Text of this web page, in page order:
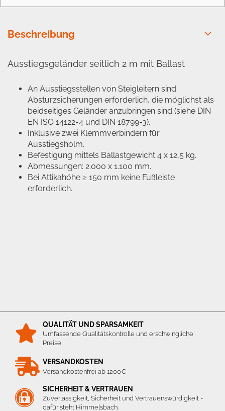
Beschreibung
Ausstiegsgeländer seitlich 2 m mit Ballast
An Ausstiegsstellen von Steigleitern sind
Absturzsicherungen erforderlich, die möglichst als
beidseitiges Geländer anzubringen sind (siehe DIN
EN ISO 14122-4 und DIN 18799-3).
Inklusive zwei Klemmverbindern für
Ausstiegsholm.
Befestigung mittels Ballastgewicht 4 x 12,5 kg.
Abmessungen: 2.000 x 1.100 mm.
Bei Attikahöhe ≥ 150 mm keine Fußleiste
erforderlich.
QUALITÄT UND SPARSAMKEIT
Umfassende Qualitätskontrolle und erschwingliche
Preise
VERSANDKOSTEN
Versandkostenfrei ab 1200€
SICHERHEIT & VERTRAUEN
Zuverlässigkeit, Sicherheit und Vertrauenswürdigkeit -
dafür steht Himmelsbach.